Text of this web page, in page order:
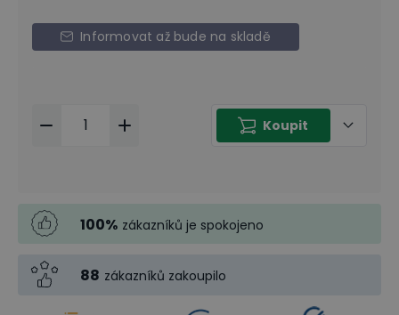
Informovat až bude na skladě
Koupit
100% zákazníků je spokojeno
88 zákazníků zakoupilo